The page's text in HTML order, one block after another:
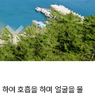
여 호흡을 하며 얼굴을 물